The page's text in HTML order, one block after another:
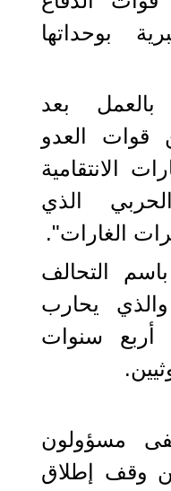
بوحداتها
بعد
قوات العدو
الانتقامية
الذي
الغارات".
التحالف
والذي يحارب
أربع سنوات
مسؤولون
وقف إطلاق